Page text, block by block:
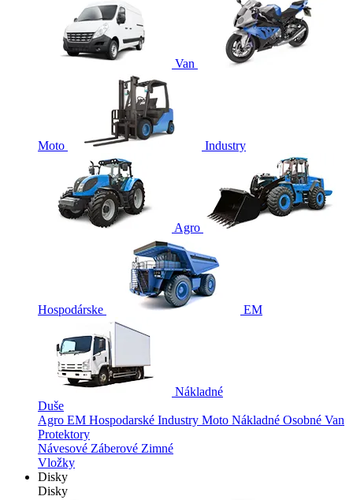
Van
Moto Industry
Agro
Hospodárske EM
Nákladné
Duše
Agro EM Hospodarské Industry Moto Nákladné Osobné Van
Protektory
Návesové Záberové Zimné
Vložky
Disky
Disky